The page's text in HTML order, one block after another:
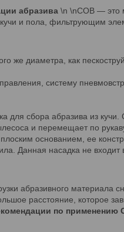
абразива \n \nСОВ — это
и пола, фильтрующим
же диаметра, как
систему
для сбора абразива из
и перемещает по
основанием, ее
Данная насадка не
абразивного материала
расстояние, которое
по применению